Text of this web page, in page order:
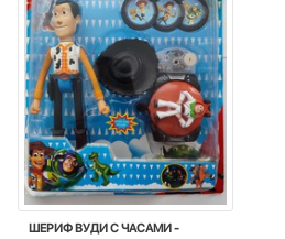
ШЕРИФ ВУДИ С ЧАСАМИ -